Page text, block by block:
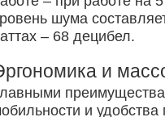
шума
– 68 децибел.
и
и